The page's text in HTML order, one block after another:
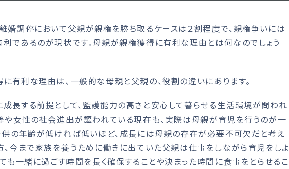
調停において父親が親権を勝ち取るケースは２割程度で、親権争いには
であるのが現状です。母親が親権獲得に有利な理由とは何なのでしょう
利な理由は、一般的な母親と父親の、役割の違いにあります。
する前提として、監護能力の高さと安心して暮らせる生活環境が問われ
や女性の社会進出が謳われている現在も、実際は母親が育児を行うのが一
供の年齢が低ければ低いほど、成長には母親の存在が必要不可欠だと考え
、今まで家族を養うために働きに出ていた父親は仕事をしながら育児をしよ
ても一緒に過ごす時間を長く確保することや決まった時間に食事をとらせるこ